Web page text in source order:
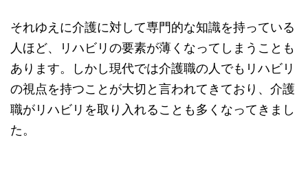
それゆえに介護に対して専門的な知識を持っている
人ほど、リハビリの要素が薄くなってしまうことも
あります。しかし現代では介護職の人でもリハビリ
の視点を持つことが大切と言われてきており、介護
職がリハビリを取り入れることも多くなってきまし
た。